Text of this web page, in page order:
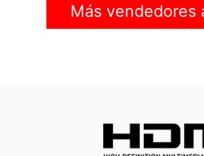
Más vendedores